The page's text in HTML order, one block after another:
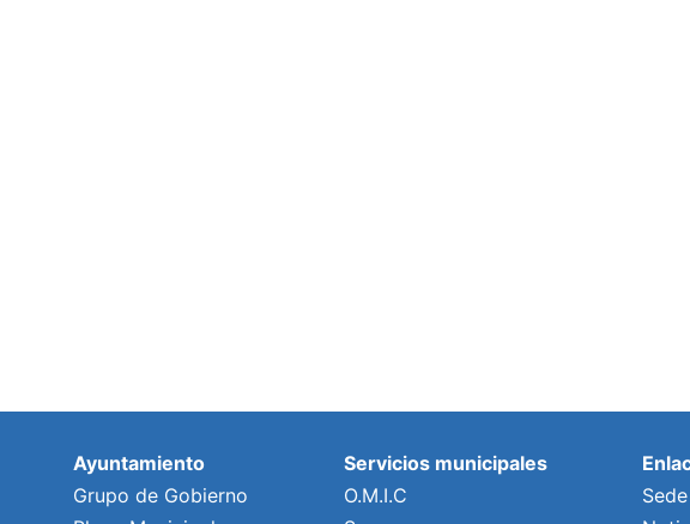
Ayuntamiento
Grupo de Gobierno
Servicios municipales
O.M.I.C